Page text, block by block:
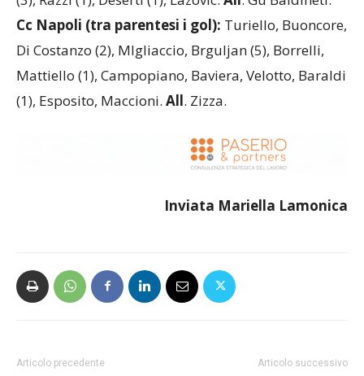
Cc Napoli (tra parentesi i gol): Turiello, Buoncore,
Di Costanzo (2), MIgliaccio, Brguljan (5), Borrelli,
Mattiello (1), Campopiano, Baviera, Velotto, Baraldi
(1), Esposito, Maccioni. All. Zizza.
Inviata Mariella Lamonica
Articolo precedente Articolo successivo